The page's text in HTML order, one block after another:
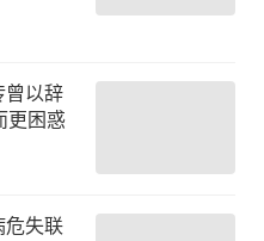
曾以辞
更困惑
危失联